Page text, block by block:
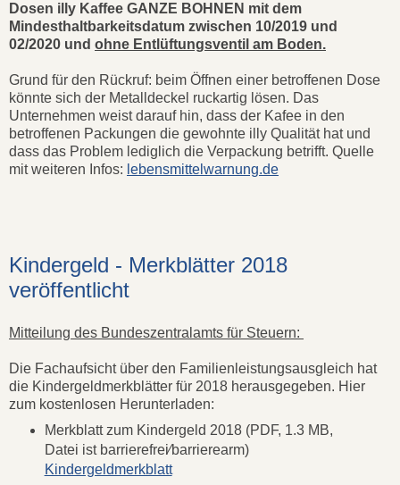
Dosen illy Kaffee GANZE BOHNEN mit dem
Mindesthaltbarkeitsdatum zwischen 10/2019 und
02/2020 und ohne Entlüftungsventil am Boden.
Grund für den Rückruf: beim Öffnen einer betroffenen Dose
könnte sich der Metalldeckel ruckartig lösen. Das
Unternehmen weist darauf hin, dass der Kafee in den
betroffenen Packungen die gewohnte illy Qualität hat und
dass das Problem lediglich die Verpackung betrifft. Quelle
mit weiteren Infos: lebensmittelwarnung.de
Kindergeld - Merkblätter 2018
veröffentlicht
Mitteilung des Bundeszentralamts für Steuern:
Die Fachaufsicht über den Familienleistungsausgleich hat
die Kindergeldmerkblätter für 2018 herausgegeben. Hier
zum kostenlosen Herunterladen:
Merkblatt zum Kindergeld 2018 (PDF, 1.3 MB,
Datei ist barrierefrei⁄barrierearm)
Kindergeldmerkblatt